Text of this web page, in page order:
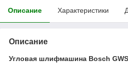
Описание Характеристики
Описание
Угловая шлифмашина Bosch GWS